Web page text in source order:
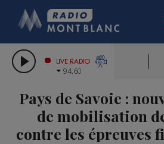
LES CHRONIQUES DE
CITIZEN
GRAND MASSIF
BIGARD
COMPAGNIE DU
LIVE RADIO
94.60
Pays de Savoie :
de mobilisation
contre les épreuves